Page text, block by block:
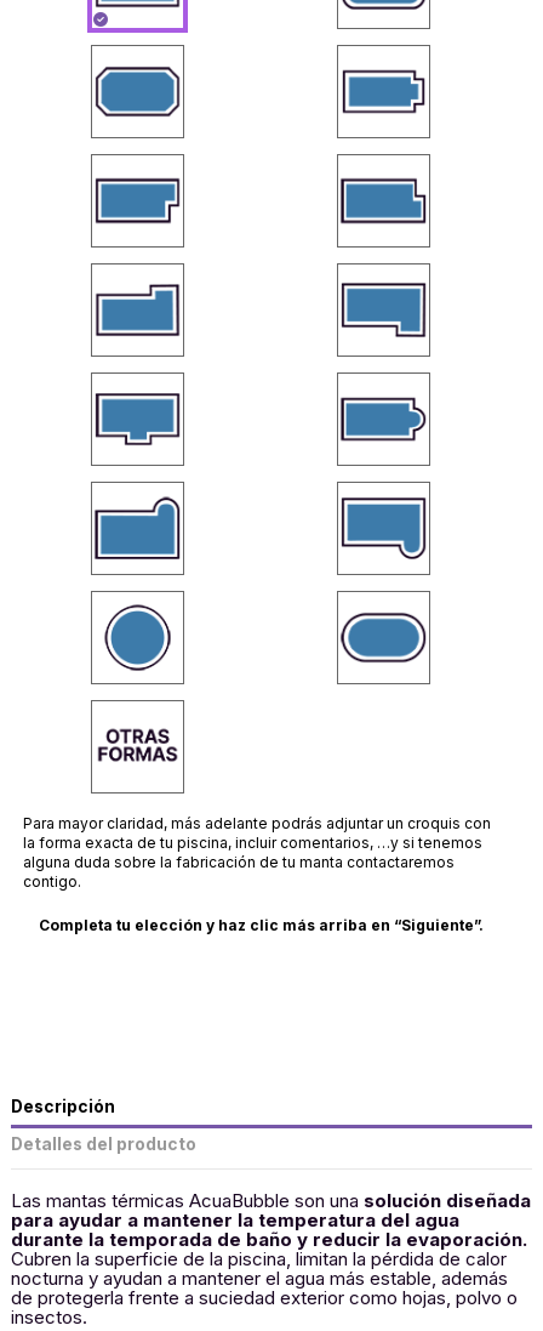
Para mayor claridad, más adelante podrás adjuntar un croquis con
la forma exacta de tu piscina, incluir comentarios, …y si tenemos
alguna duda sobre la fabricación de tu manta contactaremos
contigo.
Completa tu elección y haz clic más arriba en “Siguiente”.
Descripción
Detalles del producto
Las mantas térmicas AcuaBubble son una solución diseñada
para ayudar a mantener la temperatura del agua
durante la temporada de baño y reducir la evaporación.
Cubren la superficie de la piscina, limitan la pérdida de calor
nocturna y ayudan a mantener el agua más estable, además
de protegerla frente a suciedad exterior como hojas, polvo o
insectos.